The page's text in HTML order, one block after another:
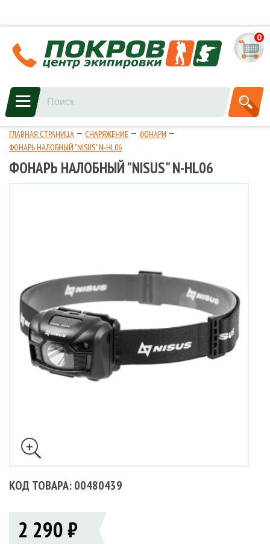
0
ГЛАВНАЯ СТРАНИЦА СНАРЯЖЕНИЕ
ФОНАРИ
ФОНАРЬ НАЛОБНЫЙ "NISUS" N-HL06
ФОНАРЬ НАЛОБНЫЙ "NISUS" N-HL06
КОД ТОВАРА: 00480439
2 290 ₽